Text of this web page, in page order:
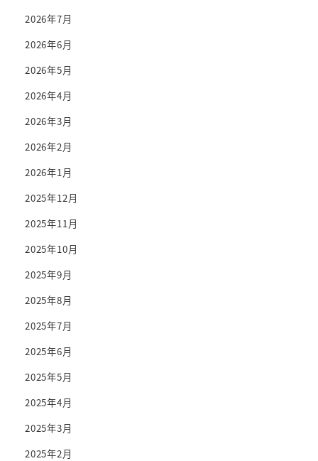
2026年7月
2026年6月
2026年5月
2026年4月
2026年3月
2026年2月
2026年1月
2025年12月
2025年11月
2025年10月
2025年9月
2025年8月
2025年7月
2025年6月
2025年5月
2025年4月
2025年3月
2025年2月